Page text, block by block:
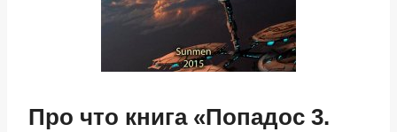
Про что книга «Попадос 3.